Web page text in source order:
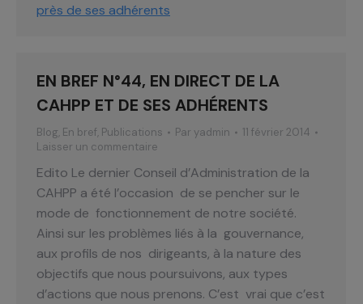
près de ses adhérents
EN BREF N°44, EN DIRECT DE LA
CAHPP ET DE SES ADHÉRENTS
Blog, En bref, Publications Par yadmin
11 février 2014
Laisser un commentaire
Edito Le dernier Conseil d’Administration de la
CAHPP a été l’occasion de se pencher sur le
mode de fonctionnement de notre société.
Ainsi sur les problèmes liés à la gouvernance,
aux profils de nos dirigeants, à la nature des
objectifs que nous poursuivons, aux types
d’actions que nous prenons. C’est vrai que c’est